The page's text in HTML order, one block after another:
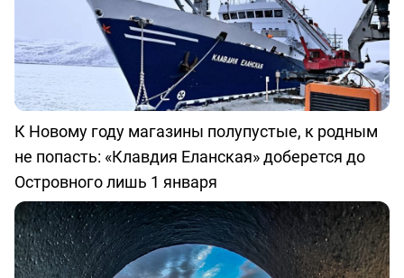
К Новому году магазины полупустые, к родным
не попасть: «Клавдия Еланская» доберется до
Островного лишь 1 января